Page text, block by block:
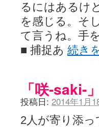
まいるーむ / よく分か
プンスコ！ 野依日和！
Ethanの色々ゆるじゃ
幸咲良し / コメ返しそ
咲の仮blog / 和ちゃん
もれ日和 / 一ちゃんの
すばらな人生 / 全国編
ハッちゃんの四喜和 -
音楽と、人生と、 咲-
花鳥風月 - 咲-Saki- / や
るにはあるけ
を感じる。そ
て言うね。手
■ 捕捉あ 続き
「咲-
投稿日: 2014年1月
2人が寄り添